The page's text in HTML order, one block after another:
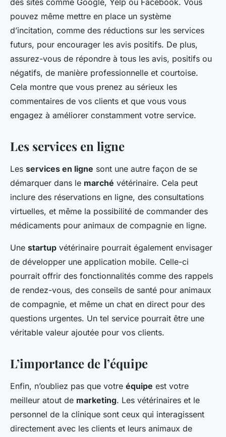
des sites comme Google, Yelp ou Facebook. Vous
pouvez même mettre en place un système
d’incitation, comme des réductions sur les services
futurs, pour encourager les avis positifs. De plus,
assurez-vous de répondre à tous les avis, positifs ou
négatifs, de manière professionnelle et courtoise.
Cela montre que vous prenez au sérieux les
commentaires de vos clients et que vous vous
engagez à améliorer constamment votre service.
Les services en ligne
Les services en ligne sont une autre façon de se
démarquer dans le marché vétérinaire. Cela peut
inclure des réservations en ligne, des consultations
virtuelles, et même la possibilité de commander des
médicaments pour animaux de compagnie en ligne.
Une startup vétérinaire pourrait également envisager
de développer une application mobile. Celle-ci
pourrait offrir des fonctionnalités comme des rappels
de rendez-vous, des conseils de santé pour animaux
de compagnie, et même un chat en direct pour des
questions urgentes. Un tel service pourrait être une
véritable valeur ajoutée pour vos clients.
L’importance de l’équipe
Enfin, n’oubliez pas que votre équipe est votre
meilleur atout de marketing. Les vétérinaires et le
personnel de la clinique sont ceux qui interagissent
directement avec les clients et leurs animaux de